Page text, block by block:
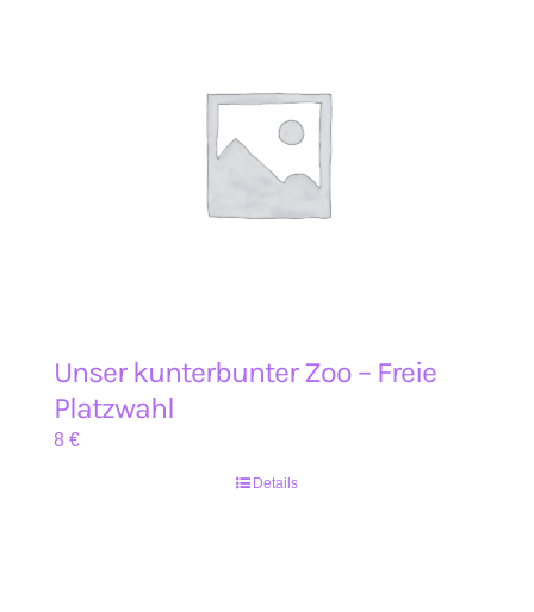
Unser kunterbunter Zoo – Freie
Platzwahl
8 €
Details